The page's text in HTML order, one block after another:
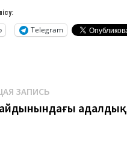
Telegram
ЗАПИСЬ
запись:адалдық